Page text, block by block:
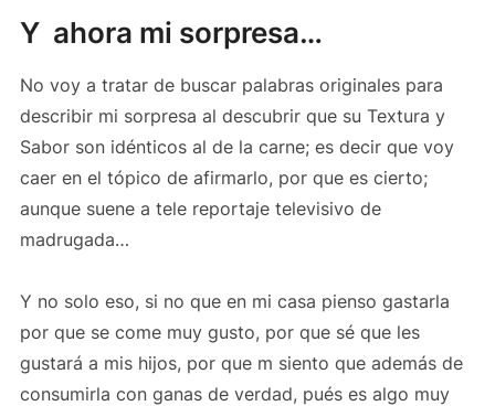
Y ahora mi sorpresa…
No voy a tratar de buscar palabras originales para
describir mi sorpresa al descubrir que su Textura y
Sabor son idénticos al de la carne; es decir que voy
caer en el tópico de afirmarlo, por que es cierto;
aunque suene a tele reportaje televisivo de
madrugada…
Y no solo eso, si no que en mi casa pienso gastarla
por que se come muy gusto, por que sé que les
gustará a mis hijos, por que m siento que además de
consumirla con ganas de verdad, pués es algo muy